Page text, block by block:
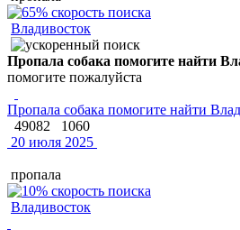
Владивосток
Пропала собака помогите найти
помогите пожалуйста
Пропала собака помогите найти
49082
1060
20 июля 2025
пропала
Владивосток